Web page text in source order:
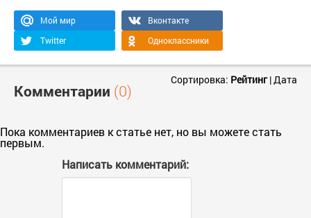
Мой мир
Вконтакте
Twitter
Одноклассники
Комментарии (0)
Сортировка: Рейтинг|Дата
Пока комментариев к статье нет, но вы можете стать
первым.
Написать комментарий: